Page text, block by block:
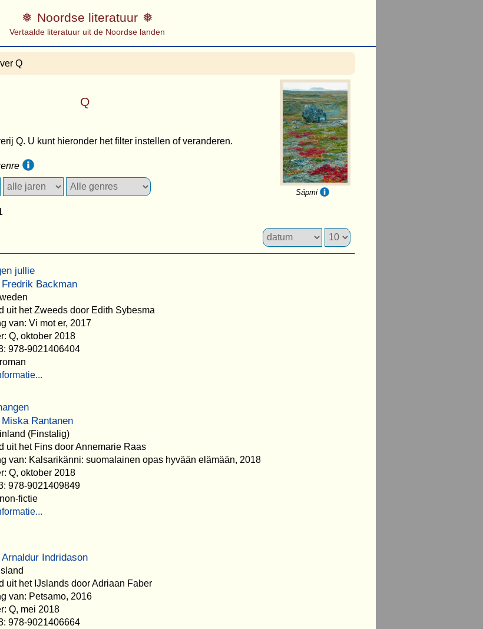
Noordse literatuur
Vertaalde literatuur uit de Noordse landen
Q
Sápmi
Q
Q. U kunt hieronder het filter instellen of veranderen.
jullie
Fredrik Backman
uit het Zweeds door Edith Sybesma
van: Vi mot er, 2017
Q, oktober 2018
978-9021406404
Miska Rantanen
(Finstalig)
uit het Fins door Annemarie Raas
van: Kalsarikänni: suomalainen opas hyvään elämään, 2018
Q, oktober 2018
978-9021409849
fictie
Arnaldur Indridason
uit het IJslands door Adriaan Faber
van: Petsamo, 2016
Q, mei 2018
978-9021406664